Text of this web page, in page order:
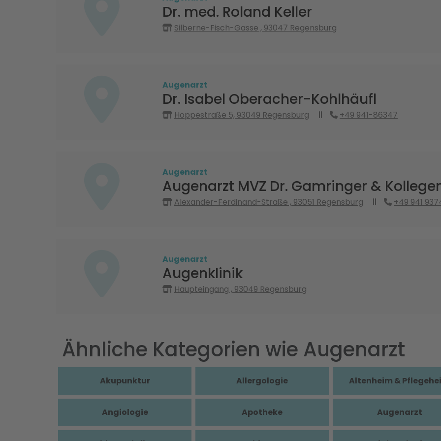
Dr. med. Roland Keller
Silberne-Fisch-Gasse , 93047 Regensburg
Augenarzt
Dr. Isabel Oberacher-Kohlhäufl
Hoppestraße 5, 93049 Regensburg +49 941-86347
Augenarzt
Augenarzt MVZ Dr. Gamringer &
Alexander-Ferdinand-Straße , 93051 Regensburg +49 941
Augenarzt
Augenklinik
Haupteingang , 93049 Regensburg
Ähnliche Kategorien wie Augenarzt
Akupunktur Allergologie Altenheim &
Angiologie Apotheke Augenarzt